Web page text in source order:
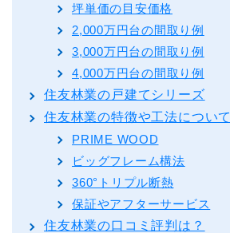
坪単価の目安価格
2,000万円台の間取り例
3,000万円台の間取り例
4,000万円台の間取り例
住友林業の戸建てシリーズ
住友林業の特徴や工法について
PRIME WOOD
ビッグフレーム構法
360°トリプル断熱
保証やアフターサービス
住友林業の口コミ評判は？